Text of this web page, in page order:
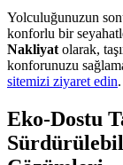
Yolculuğunuzun
konforlu bir
Nakliyat olarak,
konforunuzu
sitemizi ziyaret edin.
Eko-Dostu